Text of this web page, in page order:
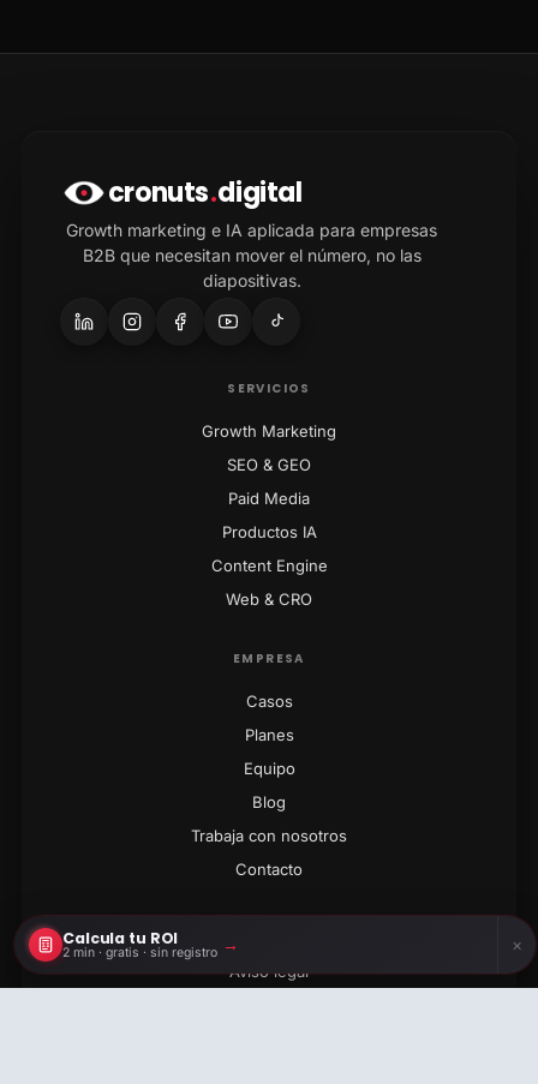
Calcula tu ROI
2 min · gratis · sin registro → ×
cronuts.digital
Growth marketing e IA aplicada para empresas
B2B que necesitan mover el número, no las
diapositivas.
SERVICIOS
Growth Marketing
SEO & GEO
Paid Media
Productos IA
Content Engine
Web & CRO
EMPRESA
Casos
Planes
Equipo
Blog
Trabaja con nosotros
Contacto
Aviso legal